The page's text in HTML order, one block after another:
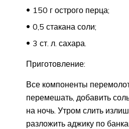
150 г острого перца;
0,5 стакана соли;
3 ст. л. сахара.
Приготовление:
Все компоненты
перемешать, добавить
на ночь. Утром слить
разложить аджику по